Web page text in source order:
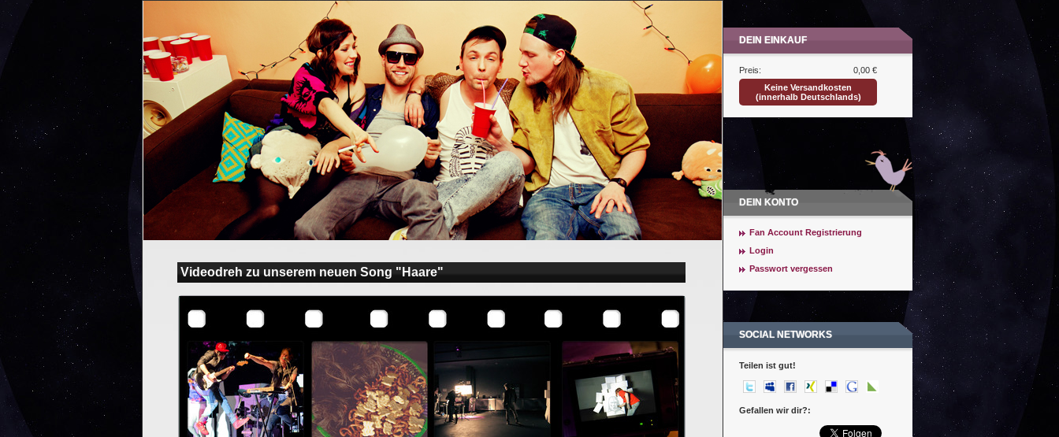
Videodreh zu unserem neuen Song "Haare"
DEIN EINKAUF
Preis:
0,00 €
Keine Versandkosten
(innerhalb Deutschlands)
DEIN KONTO
Fan Account Registrierung
Login
Passwort vergessen
SOCIAL NETWORKS
Teilen ist gut!
Gefallen wir dir?: